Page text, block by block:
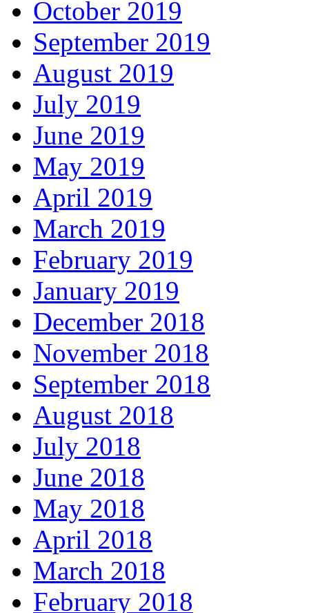
October 2019
September 2019
August 2019
July 2019
June 2019
May 2019
April 2019
March 2019
February 2019
January 2019
December 2018
November 2018
September 2018
August 2018
July 2018
June 2018
May 2018
April 2018
March 2018
February 2018